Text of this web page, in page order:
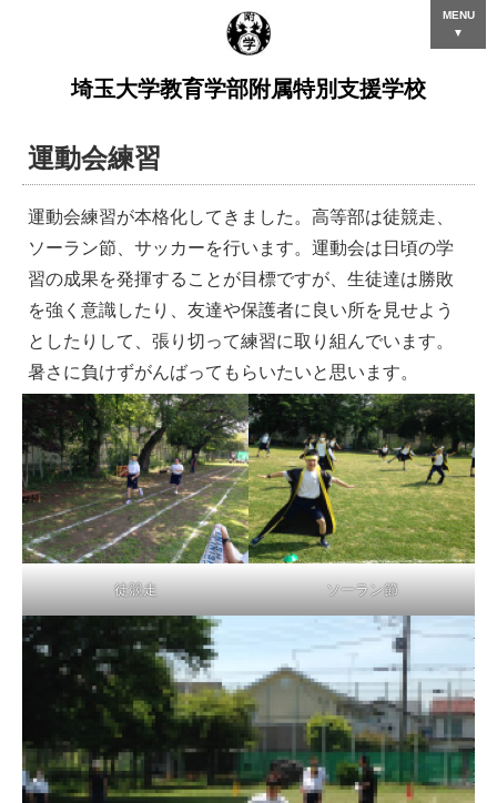
埼玉大学教育学部附属特別支援学校
MENU
▼
運動会練習
運動会練習が本格化してきました。高等部は徒競走、
ソーラン節、サッカーを行います。運動会は日頃の学
習の成果を発揮することが目標ですが、生徒達は勝敗
を強く意識したり、友達や保護者に良い所を見せよう
としたりして、張り切って練習に取り組んでいます。
暑さに負けずがんばってもらいたいと思います。
徒競走 ソーラン節